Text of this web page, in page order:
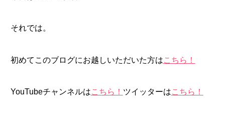
それでは。
初めてこのブログにお越しいただいた方はこちら！
YouTubeチャンネルはこちら！ ツイッターはこちら！